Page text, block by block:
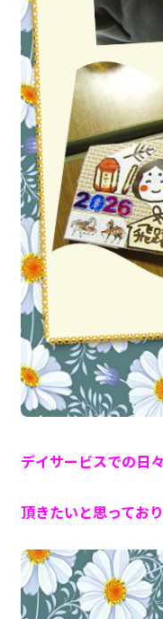
デイサービスでの日
頂きたいと思ってお